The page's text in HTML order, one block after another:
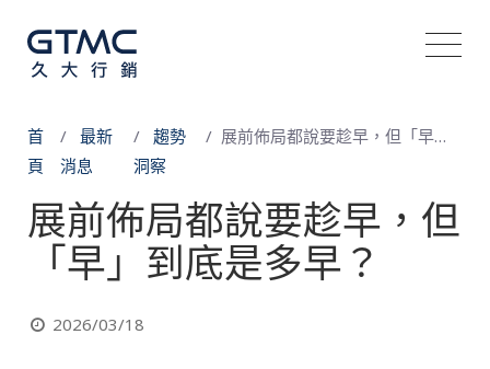
首
頁
最新
消息
趨勢
洞察
展前佈局都說要趁早，但「早」到底是多早？
展前佈局都說要趁早，但
「早」到底是多早？
2026/03/18